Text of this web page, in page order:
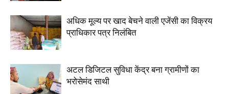
अधिक मूल्य पर खाद बेचने वाली एजेंसी का विक्रय
प्राधिकार पत्र निलंबित
अटल डिजिटल सुविधा केंद्र बना ग्रामीणों का
भरोसेमंद साथी